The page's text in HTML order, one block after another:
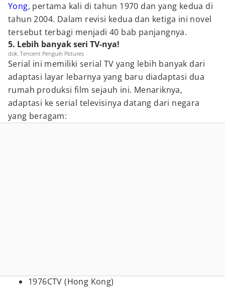
Yong, pertama kali di tahun 1970 dan yang kedua di
tahun 2004. Dalam revisi kedua dan ketiga ini novel
tersebut terbagi menjadi 40 bab panjangnya.
5. Lebih banyak seri TV-nya!
dok. Tencent Penguin Pictures
Serial ini memiliki serial TV yang lebih banyak dari
adaptasi layar lebarnya yang baru diadaptasi dua
rumah produksi film sejauh ini. Menariknya,
adaptasi ke serial televisinya datang dari negara
yang beragam:
1976CTV (Hong Kong)